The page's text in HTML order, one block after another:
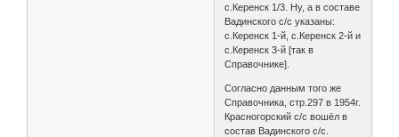
с.Керенск 1/3. Ну, а в составе
Вадинского с/с указаны:
с.Керенск 1-й, с.Керенск 2-й и
с.Керенск 3-й [так в
Справочнике].
Согласно данным того же
Справочника, стр.297 в 1954г.
Красногорский с/с вошёл в
состав Вадинского с/с.